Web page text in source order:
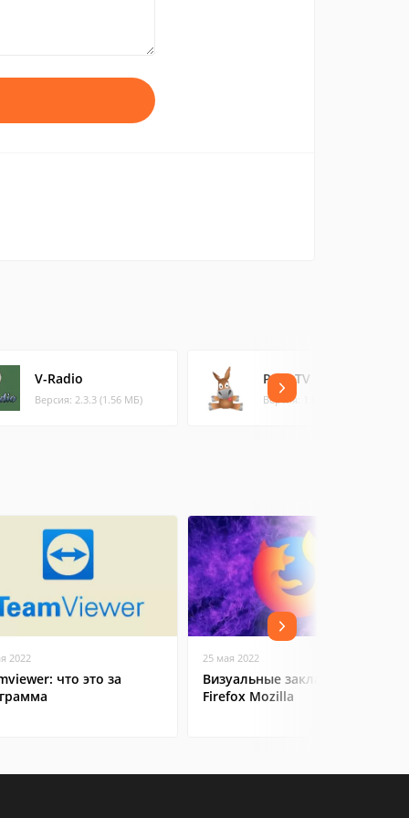
V-Radio
Версия: 2.3.3 (1.56 МБ)
PonyTV
Версия: 1.0 (11.76 МБ)
2022
что это за
25 мая 2022
Визуальные закладки в
Firefox Mozilla